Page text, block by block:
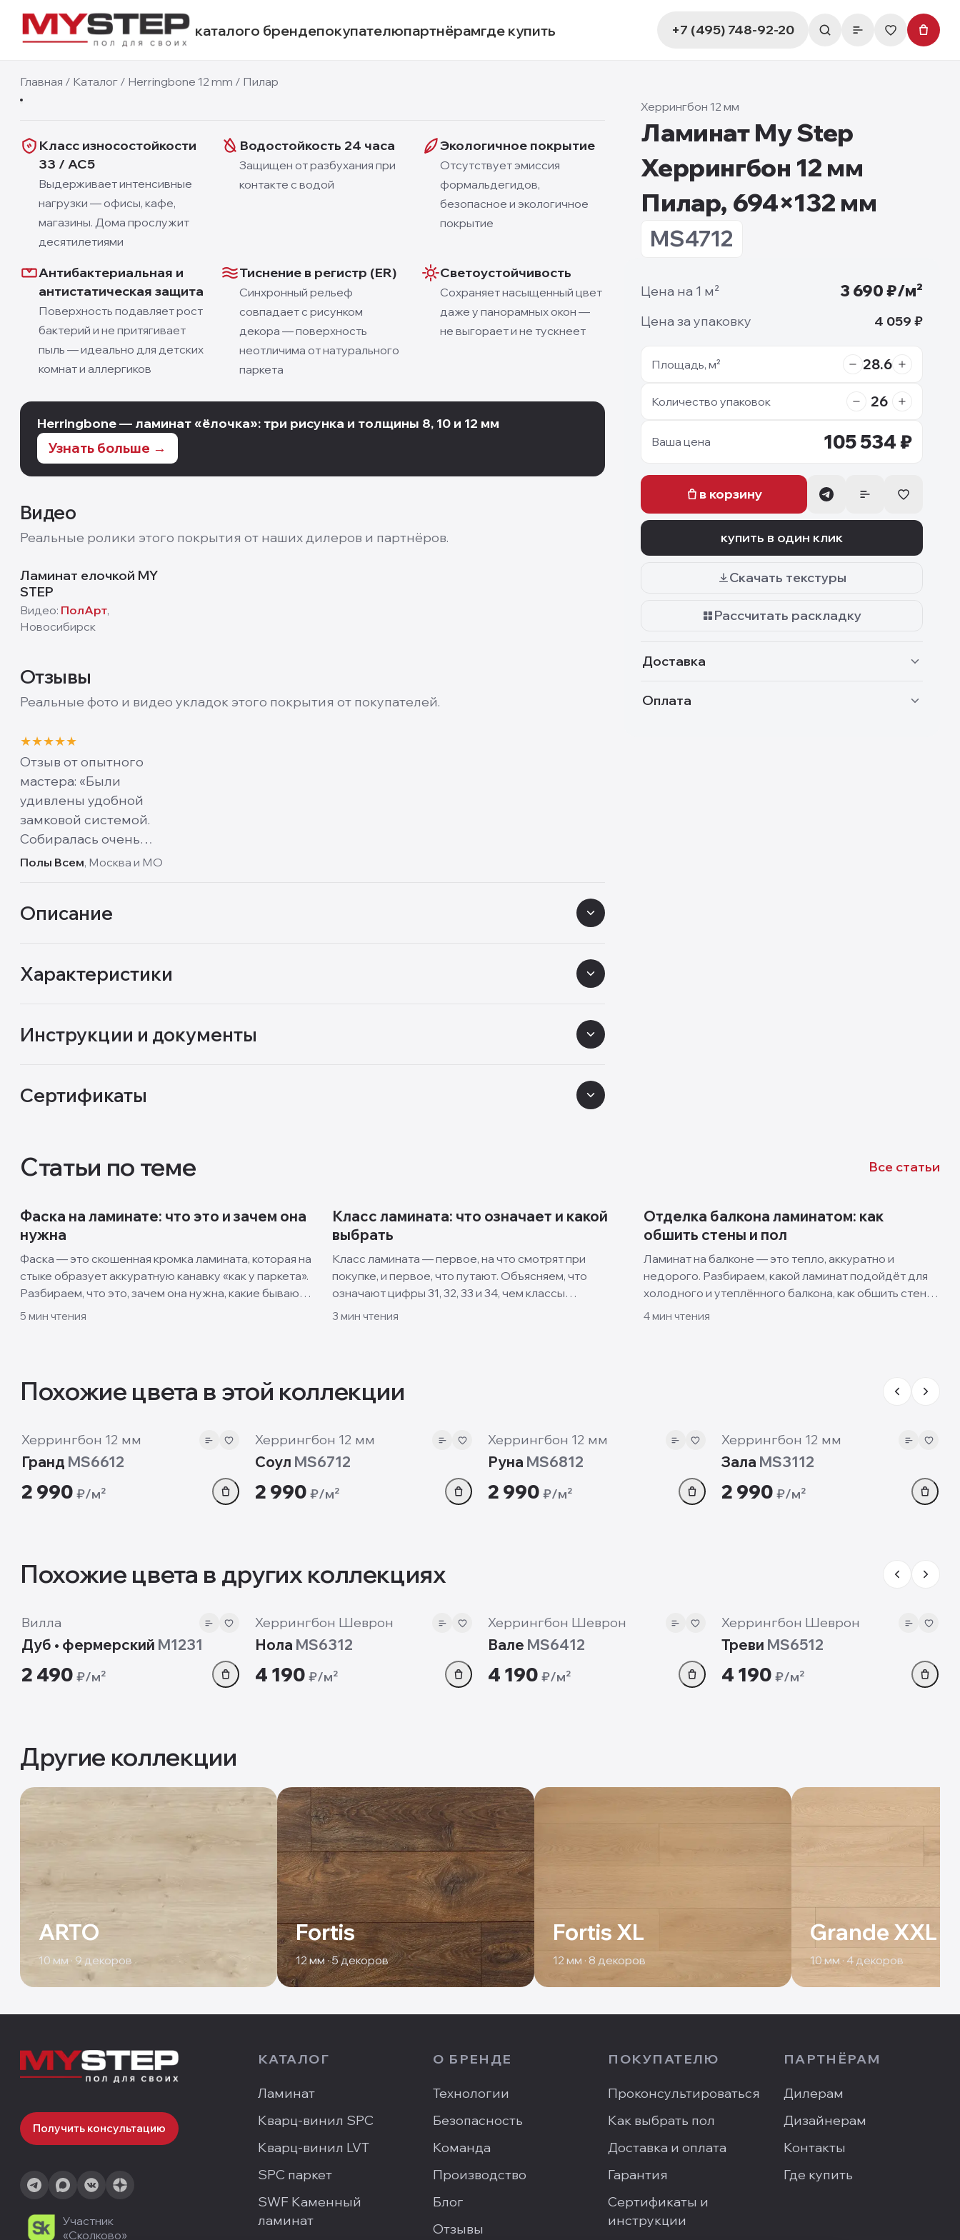
каталого брендепокупателюпартнёрамгде купить +7 (495) 748-92-20
Главная / Каталог / Herringbone 12 mm / Пилар
Херрингбон 12 мм
Ламинат My Step
Херрингбон 12 мм
Пилар, 694×132 мм
MS4712
Цена на 1 м² 3 690₽/м²
Цена за упаковку 4 059 ₽
Площадь, м² 28.6
Количество упаковок 26
Ваша цена 105 534 ₽
в корзину
купить в один клик
Скачать текстуры
Рассчитать раскладку
Доставка
Оплата
Класс износостойкости
33 / AC5
Выдерживает интенсивные
нагрузки — офисы, кафе,
магазины. Дома прослужит
десятилетиями
Водостойкость 24 часа
Защищен от разбухания при
контакте с водой
Экологичное покрытие
Отсутствует эмиссия
формальдегидов,
безопасное и экологичное
покрытие
Антибактериальная и
антистатическая защита
Поверхность подавляет рост
бактерий и не притягивает
пыль — идеально для детских
комнат и аллергиков
Тиснение в регистр (ER)
Синхронный рельеф
совпадает с рисунком
декора — поверхность
неотличима от натурального
паркета
Светоустойчивость
Сохраняет насыщенный цвет
даже у панорамных окон —
не выгорает и не тускнеет
Herringbone — ламинат «ёлочка»: три рисунка и толщины 8, 10 и 12 мм
Узнать больше →
Видео
Реальные ролики этого покрытия от наших дилеров и партнёров.
Ламинат елочкой MY
STEP
Видео: ПолАрт,
Новосибирск
Отзывы
Реальные фото и видео укладок этого покрытия от покупателей.
Видео
★★★★★
Отзыв от опытного
мастера: «Были
удивлены удобной
замковой системой.
Собиралась очень
хорошо. Удобно
Полы Всем, Москва и МО
Описание
Характеристики
Инструкции и документы
Сертификаты
Статьи по теме Все статьи
Фаска на ламинате: что это и зачем она
нужна
Фаска — это скошенная кромка ламината, которая на
стыке образует аккуратную канавку «как у паркета».
Разбираем, что это, зачем она нужна, какие бывают
виды и когда лучше взять ламинат без фаски.
5 мин чтения
Класс ламината: что означает и какой
выбрать
Класс ламината — первое, на что смотрят при
покупке, и первое, что путают. Объясняем, что
означают цифры 31, 32, 33 и 34, чем классы
отличаются и какой выбрать для квартиры, кухни и
3 мин чтения
Отделка балкона ламинатом: как
обшить стены и пол
Ламинат на балконе — это тепло, аккуратно и
недорого. Разбираем, какой ламинат подойдёт для
холодного и утеплённого балкона, как обшить стены
и пол своими руками и какие решения смотрятся
4мин чтения
Похожие цвета в этой коллекции
12 мм
Херрингбон 12 мм
Гранд MS6612
2 990 ₽/м²
12 мм
Херрингбон 12 мм
Соул MS6712
2 990 ₽/м²
Херрингбон 12 мм
Руна MS6812
2 990 ₽/м²
Херрингбон 12 мм
Зала MS3112
2 990 ₽/м²
Похожие цвета в других коллекциях
12mm
Вилла
Дуб • фермерский M1231
2 490 ₽/м²
12 мм
Херрингбон Шеврон
Нола MS6312
4 190 ₽/м²
Херрингбон Шеврон
Вале MS6412
4 190 ₽/м²
Херрингбон Шеврон
Треви MS6512
4 190 ₽/м²
Другие коллекции
ARTO
10 мм · 9 декоров
Fortis
12мм ·5декоров
Fortis XL
12 мм · 8 декоров
Grande XXL
10 мм · 4декоров
Получить консультацию
Участник
«Сколково»
КАТАЛОГ
Ламинат
Кварц-винил SPC
Кварц-винил LVT
SPC паркет
SWF Каменный
ламинат
О БРЕНДЕ
Технологии
Безопасность
Команда
Производство
Блог
Отзывы
ПОКУПАТЕЛЮ
Проконсультироваться
Как выбрать пол
Доставка и оплата
Гарантия
Сертификаты и
инструкции
ПАРТНЁРАМ
Дилерам
Дизайнерам
Контакты
Где купить